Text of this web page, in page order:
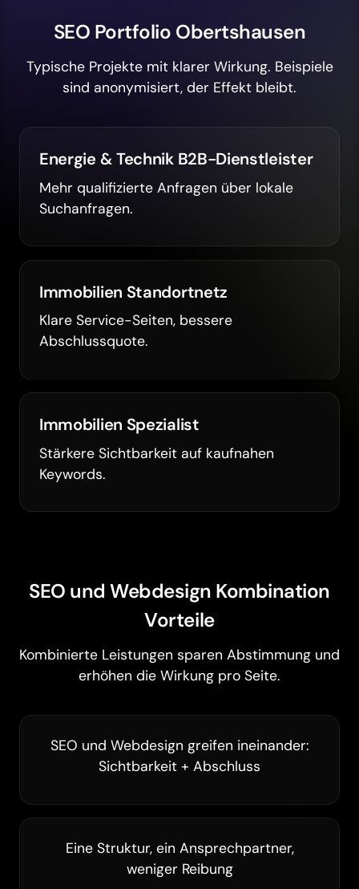
SEO Portfolio Obertshausen
Typische Projekte mit klarer Wirkung. Beispiele
sind anonymisiert, der Effekt bleibt.
Energie & Technik B2B-Dienstleister
Mehr qualifizierte Anfragen über lokale
Suchanfragen.
Immobilien Standortnetz
Klare Service-Seiten, bessere
Abschlussquote.
Immobilien Spezialist
Stärkere Sichtbarkeit auf kaufnahen
Keywords.
SEO und Webdesign Kombination
Vorteile
Kombinierte Leistungen sparen Abstimmung und
erhöhen die Wirkung pro Seite.
SEO und Webdesign greifen ineinander:
Sichtbarkeit + Abschluss
Eine Struktur, ein Ansprechpartner,
weniger Reibung